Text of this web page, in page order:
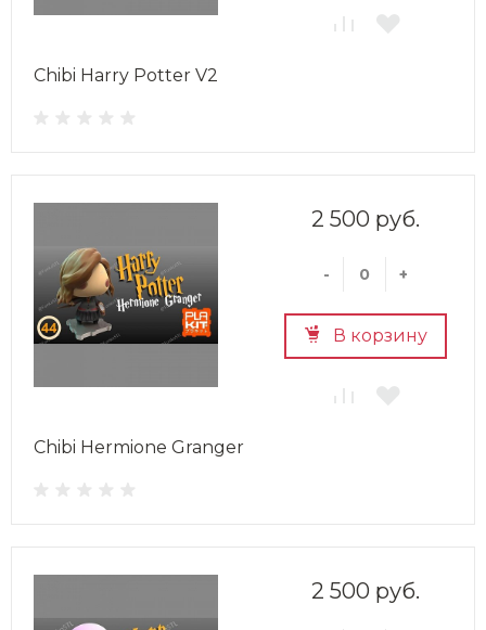
Chibi Harry Potter V2
2 500 руб.
- +
В корзину
Chibi Hermione Granger
2 500 руб.